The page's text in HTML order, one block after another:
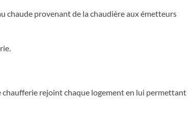
chaude provenant de la chaudière aux émetteurs
chaufferie rejoint chaque logement en lui permettant